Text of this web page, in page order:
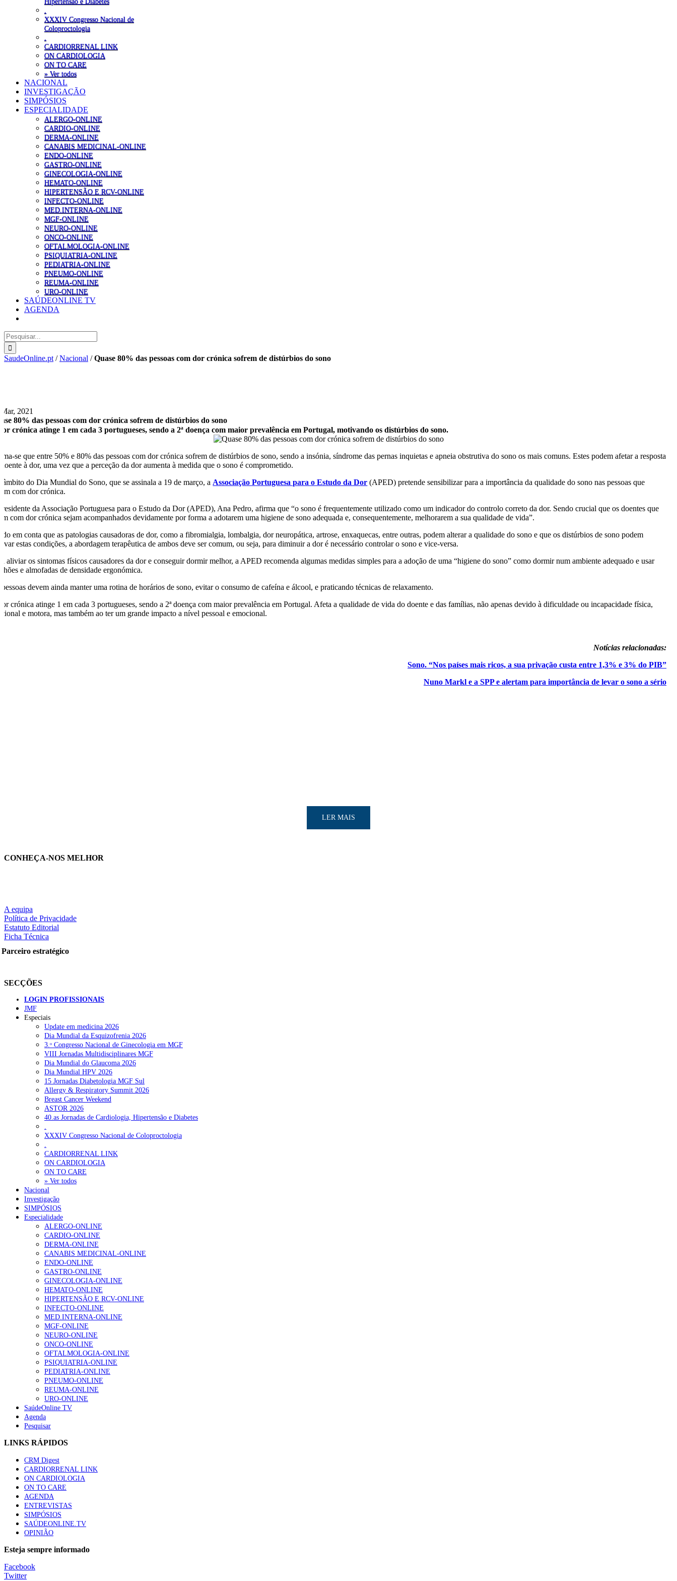
XXXIV Congresso Nacional de
Coloproctologia
CARDIORRENAL LINK
ON CARDIOLOGIA
ON TO CARE
» Ver todos
NACIONAL
INVESTIGAÇÃO
SIMPÓSIOS
ESPECIALIDADE
ALERGO-ONLINE
CARDIO-ONLINE
DERMA-ONLINE
CANABIS MEDICINAL-ONLINE
ENDO-ONLINE
GASTRO-ONLINE
GINECOLOGIA-ONLINE
HEMATO-ONLINE
HIPERTENSÃO E RCV-ONLINE
INFECTO-ONLINE
MED.INTERNA-ONLINE
MGF-ONLINE
NEURO-ONLINE
ONCO-ONLINE
OFTALMOLOGIA-ONLINE
PSIQUIATRIA-ONLINE
PEDIATRIA-ONLINE
PNEUMO-ONLINE
REUMA-ONLINE
URO-ONLINE
SAÚDEONLINE TV
AGENDA
Pesquisar
SaudeOnline.pt /Nacional /Quase 80% das pessoas com dor crónica sofrem de distúrbios do sono
2021
80% das pessoas com dor crónica sofrem de distúrbios do sono
crónica atinge 1 em cada 3 portugueses, sendo a 2ª doença com maior prevalência em Portugal, motivando os distúrbios do sono.
se que entre 50% e 80% das pessoas com dor crónica sofrem de distúrbios de sono, sendo a insónia, síndrome das pernas inquietas e apneia obstrutiva do sono os mais comuns. Estes podem afetar a resposta
à dor, uma vez que a perceção da dor aumenta à medida que o sono é comprometido.
âmbito do Dia Mundial do Sono, que se assinala a 19 de março, a Associação Portuguesa para o Estudo da Dor (APED) pretende sensibilizar para a importância da qualidade do sono nas pessoas que
com dor crónica.
da Associação Portuguesa para o Estudo da Dor (APED), Ana Pedro, afirma que “o sono é frequentemente utilizado como um indicador do controlo correto da dor. Sendo crucial que os doentes que
com dor crónica sejam acompanhados devidamente por forma a adotarem uma higiene de sono adequada e, consequentemente, melhorarem a sua qualidade de vida”.
em conta que as patologias causadoras de dor, como a fibromialgia, lombalgia, dor neuropática, artrose, enxaquecas, entre outras, podem alterar a qualidade do sono e que os distúrbios de sono podem
estas condições, a abordagem terapêutica de ambos deve ser comum, ou seja, para diminuir a dor é necessário controlar o sono e vice-versa.
aliviar os sintomas físicos causadores da dor e conseguir dormir melhor, a APED recomenda algumas medidas simples para a adoção de uma “higiene do sono” como dormir num ambiente adequado e usar
e almofadas de densidade ergonómica.
devem ainda manter uma rotina de horários de sono, evitar o consumo de cafeína e álcool, e praticando técnicas de relaxamento.
crónica atinge 1 em cada 3 portugueses, sendo a 2ª doença com maior prevalência em Portugal. Afeta a qualidade de vida do doente e das famílias, não apenas devido à dificuldade ou incapacidade física,
e motora, mas também ao ter um grande impacto a nível pessoal e emocional.
Notícias relacionadas:
Sono. “Nos países mais ricos, a sua privação custa entre 1,3% e 3% do PIB”
Nuno Markl e a SPP e alertam para importância de levar o sono a sério
nas redes sociais:
RECENTES
Quase 11.900 jovens recorreram aos cheques psicólogo e nutricionista no primeiro mês
ULS de Coimbra estreia cirurgia endoscópica do ouvido com apoio robótico em Portugal
Enfermeiros exigem esclarecimentos sobre eventual gestão privada da ULS do Algarve
Ordem dos Médicos alerta para riscos no novo sistema de acesso a consultas e cirurgias
Portugal está a formar os médicos de que precisa?
MAIS LIDAS
Enfermagem Forense. “Da urgência ao tribunal, cada gesto conta e cada profissional faz a diferença”
202 visualizações
Alguns milhares de utentes podem ficar sem médico de família com nova regras do registo, alerta associação
155 visualizações
1.º Episódio do Podcast “Frequência Cardio – Sintoniza-te na Insuficiência Cardíaca” da Bayer
99 visualizações
“Os programas de rastreio do cancro do pulmão são custo-efetivos e representam um investimento sustentável para os sistemas de saúde”
88 visualizações
Quase quatro em cada dez doentes com enfarte apresentavam níveis elevados de Lp(a), revela estudo
86 visualizações
Trodelvy aprovado para primeira linha no cancro da mama triplo negativo metastático em doentes não elegíveis para inibidores PD-(L)1
61 visualizações
MAIS NOTÍCIAS
Quase 11.900 jovens recorreram aos cheques psicólogo e nutricionista no primeiro mês
LER MAIS
CONHEÇA-NOS MELHOR
A equipa
Política de Privacidade
Estatuto Editorial
Ficha Técnica
Parceiro estratégico
SECÇÕES
LOGIN PROFISSIONAIS
JMF
Especiais
Update em medicina 2026
Dia Mundial da Esquizofrenia 2026
3.ᵒ Congresso Nacional de Ginecologia em MGF
VIII Jornadas Multidisciplinares MGF
Dia Mundial do Glaucoma 2026
Dia Mundial HPV 2026
15 Jornadas Diabetologia MGF Sul
Allergy & Respiratory Summit 2026
Breast Cancer Weekend
ASTOR 2026
40.as Jornadas de Cardiologia, Hipertensão e Diabetes
.
XXXIV Congresso Nacional de Coloproctologia
.
CARDIORRENAL LINK
ON CARDIOLOGIA
ON TO CARE
» Ver todos
Nacional
Investigação
SIMPÓSIOS
Especialidade
ALERGO-ONLINE
CARDIO-ONLINE
DERMA-ONLINE
CANABIS MEDICINAL-ONLINE
ENDO-ONLINE
GASTRO-ONLINE
GINECOLOGIA-ONLINE
HEMATO-ONLINE
HIPERTENSÃO E RCV-ONLINE
INFECTO-ONLINE
MED.INTERNA-ONLINE
MGF-ONLINE
NEURO-ONLINE
ONCO-ONLINE
OFTALMOLOGIA-ONLINE
PSIQUIATRIA-ONLINE
PEDIATRIA-ONLINE
PNEUMO-ONLINE
REUMA-ONLINE
URO-ONLINE
SaúdeOnline TV
Agenda
Pesquisar
LINKS RÁPIDOS
CRM Digest
CARDIORRENAL LINK
ON CARDIOLOGIA
ON TO CARE
AGENDA
ENTREVISTAS
SIMPÓSIOS
SAÚDEONLINE.TV
OPINIÃO
Esteja sempre informado
Facebook
Twitter